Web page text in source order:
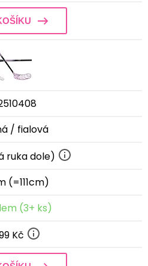
/ fialová
ruka dole)
(=111cm)
(3+ ks)
Kč